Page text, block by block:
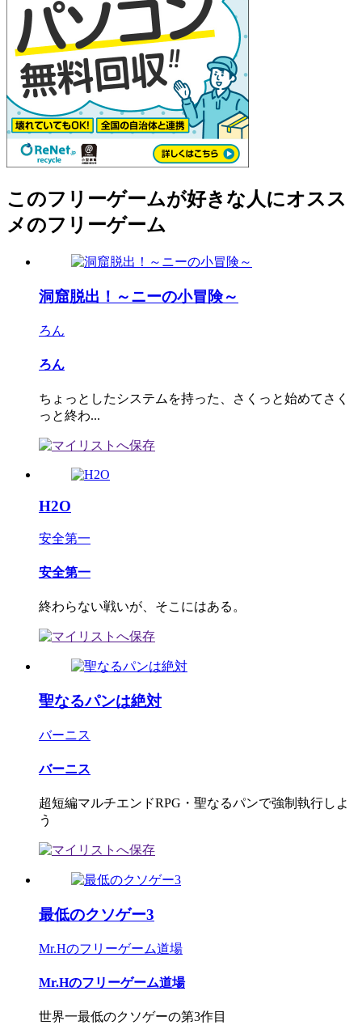
このフリーゲームが好きな人にオスス
メのフリーゲーム
洞窟脱出！～ニーの小冒険～
ろん
ろん
ちょっとしたシステムを持った、さくっと始めてさく
っと終わ...
H2O
安全第一
安全第一
終わらない戦いが、そこにはある。
聖なるパンは絶対
バーニス
バーニス
超短編マルチエンドRPG・聖なるパンで強制執行しよ
う
最低のクソゲー3
Mr.Hのフリーゲーム道場
Mr.Hのフリーゲーム道場
世界一最低のクソゲーの第3作目